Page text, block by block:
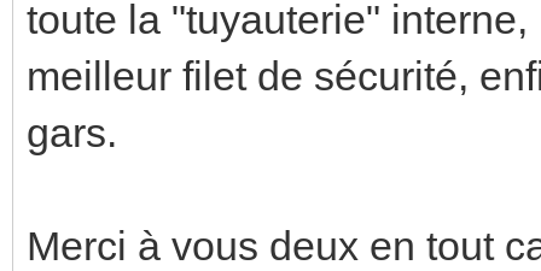
toute la "tuyauterie"
meilleur filet de sécurité,
gars.
Merci à vous deux en tout